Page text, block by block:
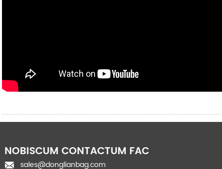
NOBISCUM CONTACTUM FAC
sales@donglianbag.com